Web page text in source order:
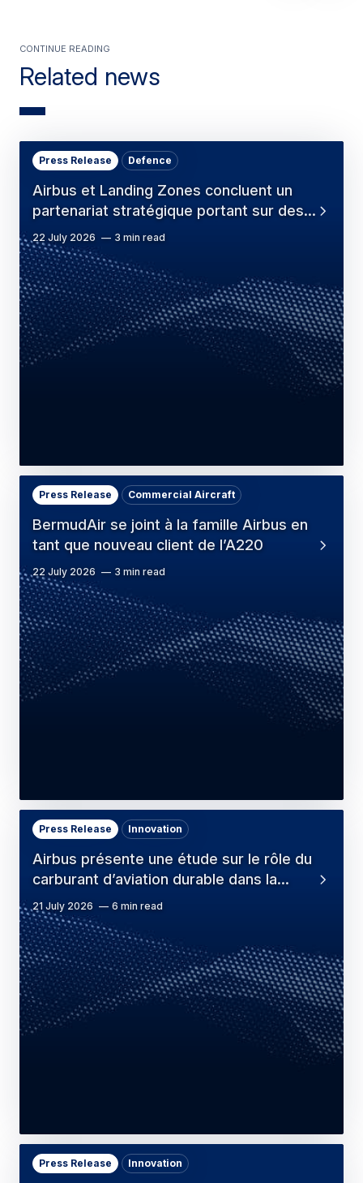
Related news
Continue reading
Airbus et Landing Zones concluent un
partenariat stratégique portant sur des…
Press Release Defence
22 July 2026 3 min read
BermudAir se joint à la famille Airbus en
tant que nouveau client de l’A220
Press Release Commercial Aircraft
22 July 2026 3 min read
Airbus présente une étude sur le rôle du
carburant d’aviation durable dans la…
Press Release Innovation
21 July 2026 6 min read
Press Release Innovation